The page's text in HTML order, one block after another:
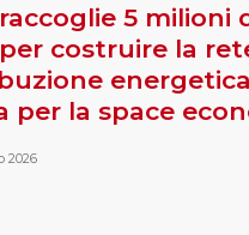
raccoglie 5 milioni
costruire la
per la space
2026